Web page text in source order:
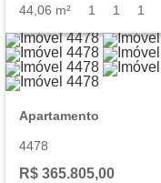
44,06 m² 1 1 1
Apartamento
4478
R$ 365.805,00